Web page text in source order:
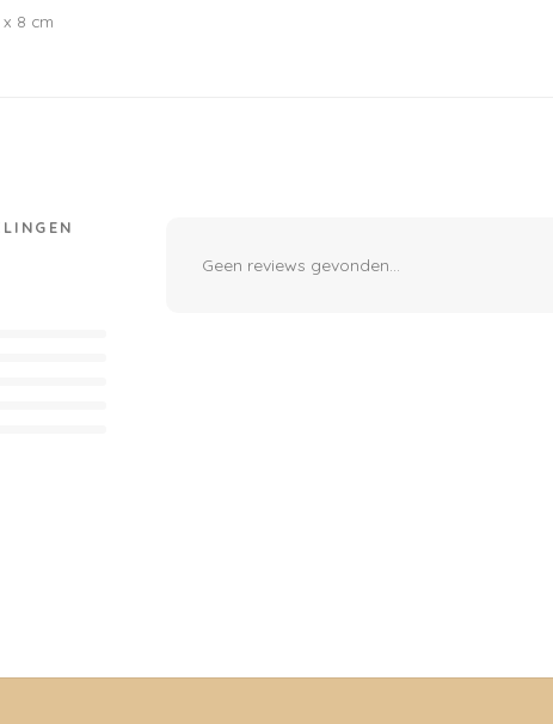
8 cm
Geen reviews gevonden...